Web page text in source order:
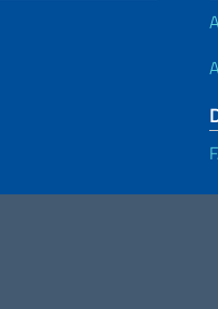
2026 Copyright